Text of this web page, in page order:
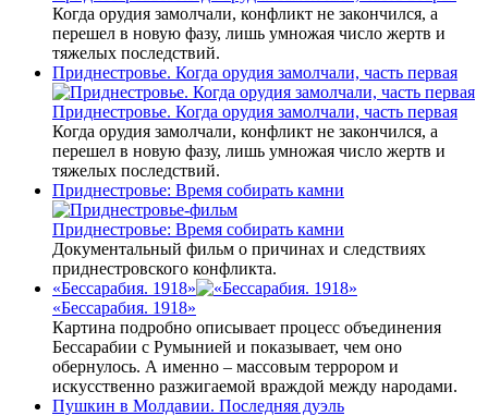
Когда орудия замолчали, конфликт не закончился, а
перешел в новую фазу, лишь умножая число жертв и
тяжелых последствий.
Приднестровье. Когда орудия замолчали, часть первая
Приднестровье. Когда орудия замолчали, часть первая
Когда орудия замолчали, конфликт не закончился, а
перешел в новую фазу, лишь умножая число жертв и
тяжелых последствий.
Приднестровье: Время собирать камни
Приднестровье: Время собирать камни
Документальный фильм о причинах и следствиях
приднестровского конфликта.
«Бессарабия. 1918»
«Бессарабия. 1918»
Картина подробно описывает процесс объединения
Бессарабии с Румынией и показывает, чем оно
обернулось. А именно – массовым террором и
искусственно разжигаемой враждой между народами.
Пушкин в Молдавии. Последняя дуэль